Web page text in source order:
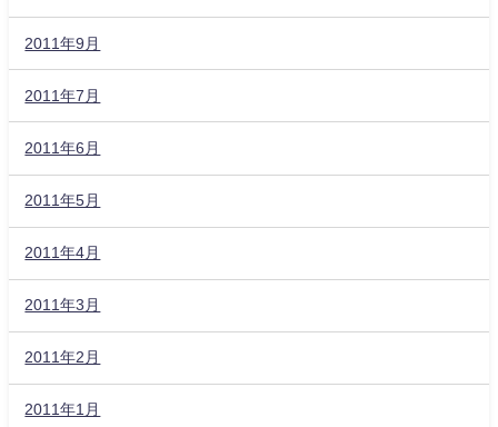
2011年9月
2011年7月
2011年6月
2011年5月
2011年4月
2011年3月
2011年2月
2011年1月